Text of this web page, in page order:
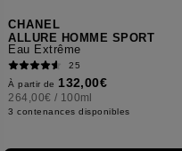
CHANEL
ALLURE HOMME SPORT
Eau Extrême
25
À partir de 132,00€
264,00€ / 100ml
3 contenances disponibles